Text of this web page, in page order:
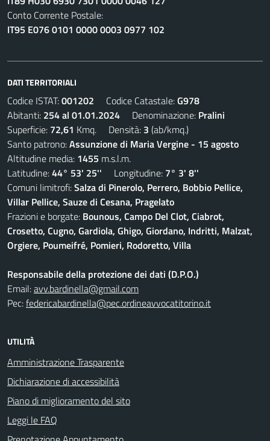
Conto Corrente Postale:
IT95 E076 0101 0000 0003 0977 102
DATI TERRITORIALI
Codice ISTAT:001202 Codice Catastale:G978
Abitanti: 254 al 01.01.2024 Denominazione: Pralini
Superficie: 72,61 Kmq. Densità: 3 (ab/kmq.)
Santo patrono:Assunzione di Maria Vergine - 15 agosto
Altitudine media: 1455 m.s.l.m.
Latitudine:44° 53' 25'' Longitudine: 7° 3' 8''
Comuni limitrofi:Salza di Pinerolo, Perrero, Bobbio Pellice,
Villar Pellice, Sauze di Cesana, Pragelato
Frazioni e borgate: Bounous, Campo Del Clot, Ciabrot,
Crosetto, Cugno, Gardiola, Ghigo, Giordano, Indritti, Malzat,
Orgiere, Poumeifré, Pomieri, Rodoretto, Villa
Responsabile della protezione dei dati (D.P.O.)
Email:avv.bardinella@gmail.com
Pec:federicabardinella@pec.ordineavvocatitorino.it
UTILITÀ
Amministrazione Trasparente
Dichiarazione di accessibilità
Piano di miglioramento del sito
Leggi le FAQ